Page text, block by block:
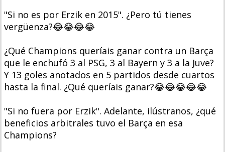
"Si no es por Erzik en 2015". ¿Pero tú tienes
vergüenza?😂😂😂😂
¿Qué Champions queríais ganar contra un Barça
que le enchufó 3 al PSG, 3 al Bayern y 3 a la Juve?
Y 13 goles anotados en 5 partidos desde cuartos
hasta la final. ¿Qué queríais ganar?😂😂😂😂😂
"Si no fuera por Erzik". Adelante, ilústranos, ¿qué
beneficios arbitrales tuvo el Barça en esa
Champions?